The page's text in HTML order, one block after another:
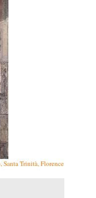
Santa Trinità, Florence